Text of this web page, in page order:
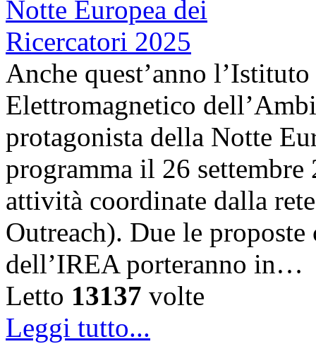
Anche quest’anno
Elettromagnetico
protagonista della Notte
programma il 26
attività coordinate dalla
Outreach). Due le
dell’IREA porteranno in…
Letto 13137 volte
Leggi tutto...